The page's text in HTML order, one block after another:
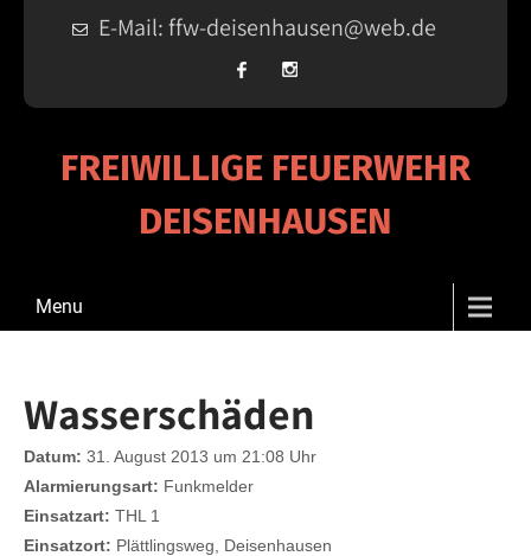
E-Mail: ffw-deisenhausen@web.de
FREIWILLIGE FEUERWEHR
DEISENHAUSEN
Menu
Wasserschäden
Datum: 31. August 2013 um 21:08 Uhr
Alarmierungsart: Funkmelder
Einsatzart: THL 1
Einsatzort: Plättlingsweg, Deisenhausen